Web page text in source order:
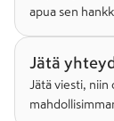
apua sen
Jätä
Jätä viesti,